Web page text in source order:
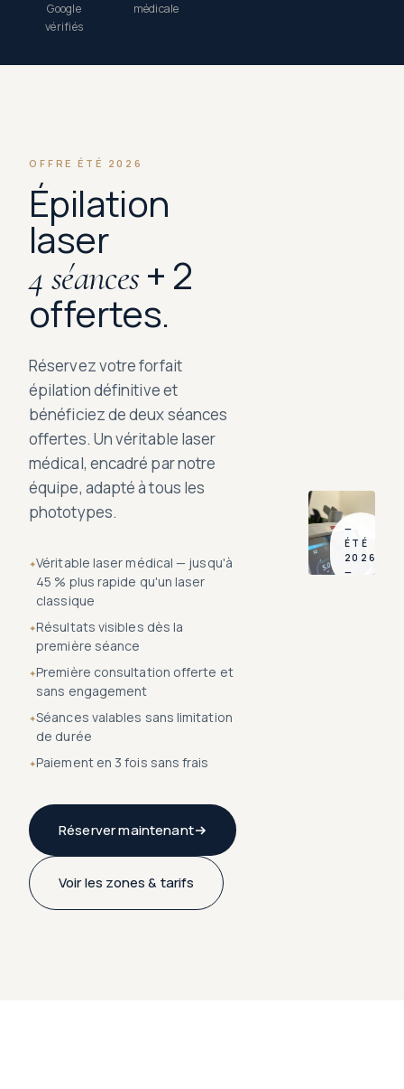
Google
vérifiés
médicale
OFFRE ÉTÉ 2026
Épilation
laser
4 séances+ 2
offertes.
Réservez votre forfait
épilation définitive et
bénéficiez de deux séances
offertes. Un véritable laser
médical, encadré par notre
équipe, adapté à tous les
phototypes.
Véritable laser médical — jusqu'à
45 % plus rapide qu'un laser
classique
Résultats visibles dès la
première séance
Première consultation offerte et
sans engagement
Séances valables sans limitation
de durée
Paiement en 3 fois sans frais
Réserver maintenant
Voir les zones & tarifs
—
ÉTÉ
2026
—